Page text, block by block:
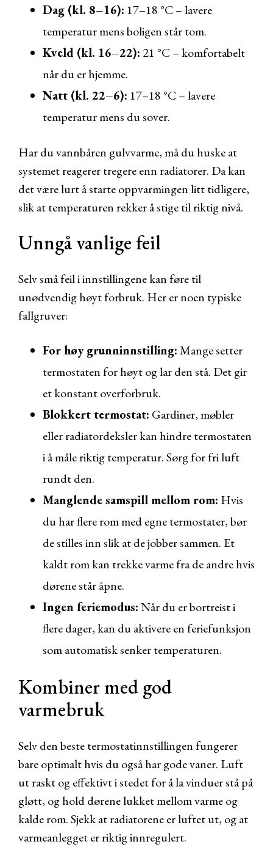
Dag (kl. 8–16): 17–18 °C – lavere
temperatur mens boligen står tom.
Kveld (kl. 16–22): 21 °C – komfortabelt
når du er hjemme.
Natt (kl. 22–6): 17–18 °C – lavere
temperatur mens du sover.
Har du vannbåren gulvvarme, må du huske at
systemet reagerer tregere enn radiatorer. Da kan
det være lurt å starte oppvarmingen litt tidligere,
slik at temperaturen rekker å stige til riktig nivå.
Unngå vanlige feil
Selv små feil i innstillingene kan føre til
unødvendig høyt forbruk. Her er noen typiske
fallgruver:
For høy grunninnstilling:Mange setter
termostaten for høyt og lar den stå. Det gir
et konstant overforbruk.
Blokkert termostat: Gardiner, møbler
eller radiatordeksler kan hindre termostaten
i å måle riktig temperatur. Sørg for fri luft
rundt den.
Manglende samspill mellom rom: Hvis
du har flere rom med egne termostater, bør
de stilles inn slik at de jobber sammen. Et
kaldt rom kan trekke varme fra de andre hvis
dørene står åpne.
Ingen feriemodus:Når du er bortreist i
flere dager, kan du aktivere en feriefunksjon
som automatisk senker temperaturen.
Kombiner med god
varmebruk
Selv den beste termostatinnstillingen fungerer
bare optimalt hvis du også har gode vaner. Luft
ut raskt og effektivt i stedet for å la vinduer stå på
gløtt, og hold dørene lukket mellom varme og
kalde rom. Sjekk at radiatorene er luftet ut, og at
varmeanlegget er riktig innregulert.